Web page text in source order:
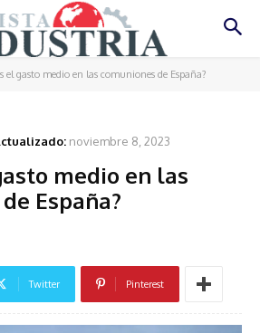
el gasto medio en las comuniones de España?
noviembre 8, 2023
medio en las
España?
Twitter Pinterest